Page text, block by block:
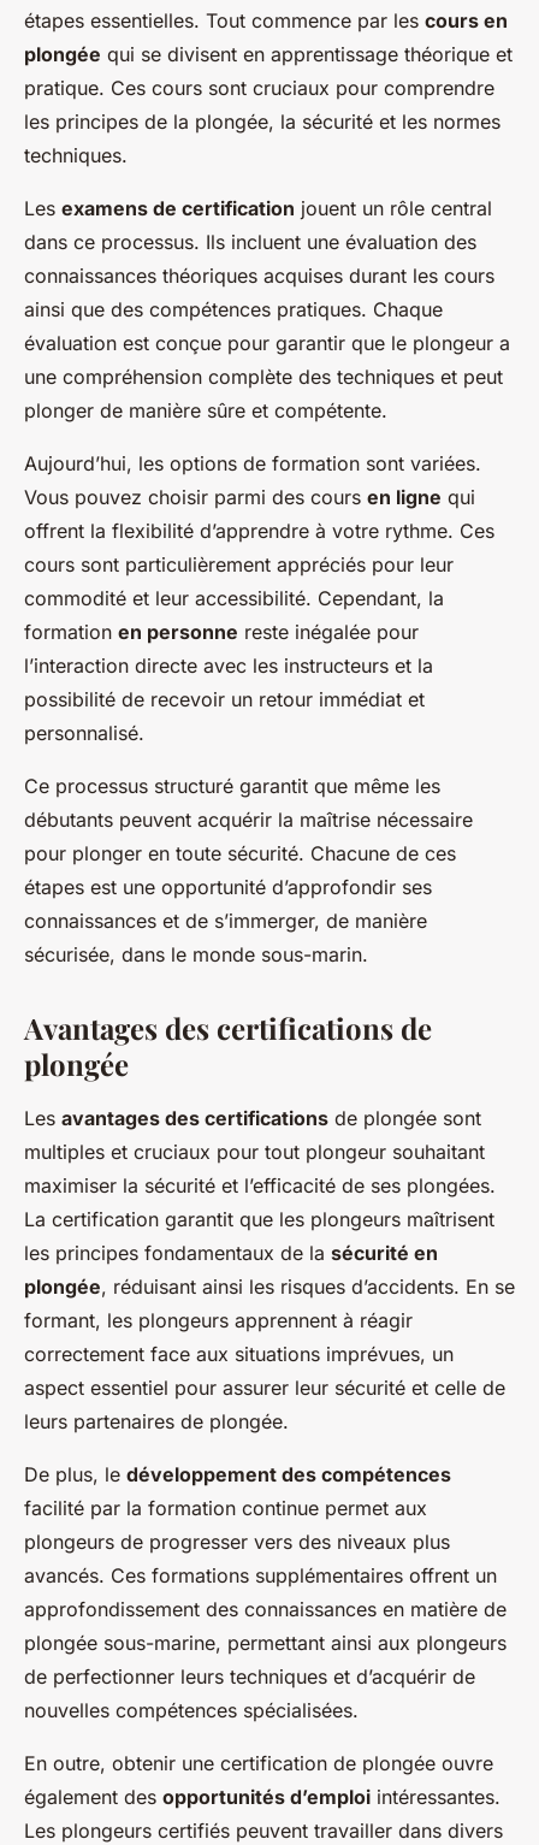
étapes essentielles. Tout commence par les cours en
plongée qui se divisent en apprentissage théorique et
pratique. Ces cours sont cruciaux pour comprendre
les principes de la plongée, la sécurité et les normes
techniques.
Les examens de certification jouent un rôle central
dans ce processus. Ils incluent une évaluation des
connaissances théoriques acquises durant les cours
ainsi que des compétences pratiques. Chaque
évaluation est conçue pour garantir que le plongeur a
une compréhension complète des techniques et peut
plonger de manière sûre et compétente.
Aujourd’hui, les options de formation sont variées.
Vous pouvez choisir parmi des cours en ligne qui
offrent la flexibilité d’apprendre à votre rythme. Ces
cours sont particulièrement appréciés pour leur
commodité et leur accessibilité. Cependant, la
formation en personne reste inégalée pour
l’interaction directe avec les instructeurs et la
possibilité de recevoir un retour immédiat et
personnalisé.
Ce processus structuré garantit que même les
débutants peuvent acquérir la maîtrise nécessaire
pour plonger en toute sécurité. Chacune de ces
étapes est une opportunité d’approfondir ses
connaissances et de s’immerger, de manière
sécurisée, dans le monde sous-marin.
Avantages des certifications de
plongée
Les avantages des certifications de plongée sont
multiples et cruciaux pour tout plongeur souhaitant
maximiser la sécurité et l’efficacité de ses plongées.
La certification garantit que les plongeurs maîtrisent
les principes fondamentaux de la sécurité en
plongée, réduisant ainsi les risques d’accidents. En se
formant, les plongeurs apprennent à réagir
correctement face aux situations imprévues, un
aspect essentiel pour assurer leur sécurité et celle de
leurs partenaires de plongée.
De plus, le développement des compétences
facilité par la formation continue permet aux
plongeurs de progresser vers des niveaux plus
avancés. Ces formations supplémentaires offrent un
approfondissement des connaissances en matière de
plongée sous-marine, permettant ainsi aux plongeurs
de perfectionner leurs techniques et d’acquérir de
nouvelles compétences spécialisées.
En outre, obtenir une certification de plongée ouvre
également des opportunités d’emploi intéressantes.
Les plongeurs certifiés peuvent travailler dans divers